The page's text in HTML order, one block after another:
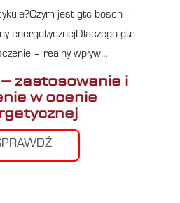
jest gtc bosch –
energetycznejDlaczego gtc
– realny wpływ…
zastosowanie i
w ocenie